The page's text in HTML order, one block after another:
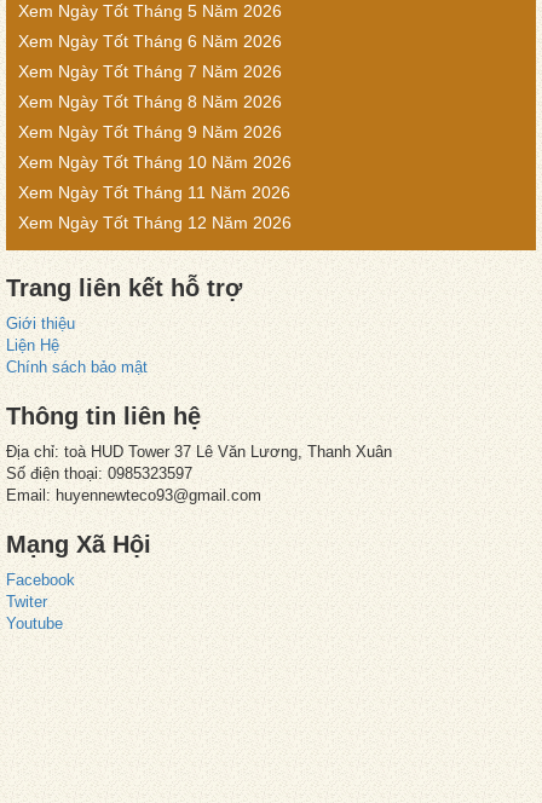
Xem Ngày Tốt Tháng 5 Năm 2026
Xem Ngày Tốt Tháng 6 Năm 2026
Xem Ngày Tốt Tháng 7 Năm 2026
Xem Ngày Tốt Tháng 8 Năm 2026
Xem Ngày Tốt Tháng 9 Năm 2026
Xem Ngày Tốt Tháng 10 Năm 2026
Xem Ngày Tốt Tháng 11 Năm 2026
Xem Ngày Tốt Tháng 12 Năm 2026
Trang liên kết hỗ trợ
Giới thiệu
Liện Hệ
Chính sách bảo mật
Thông tin liên hệ
Địa chỉ: toà HUD Tower 37 Lê Văn Lương, Thanh Xuân
Số điện thoại: 0985323597
Email: huyennewteco93@gmail.com
Mạng Xã Hội
Facebook
Twiter
Youtube